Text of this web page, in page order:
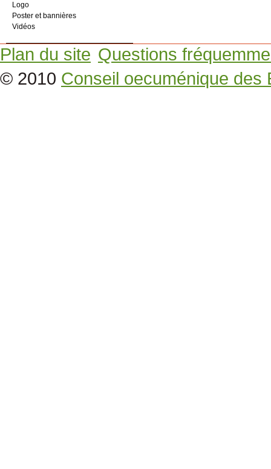
Logo
Poster et bannières
Vidéos
Plan du site Questions
© 2010 Conseil oecuménique des